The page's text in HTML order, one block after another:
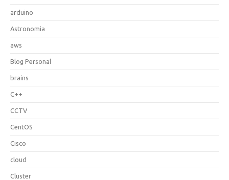
arduino
Astronomia
aws
Blog Personal
brains
C++
CCTV
CentOS
Cisco
cloud
Cluster